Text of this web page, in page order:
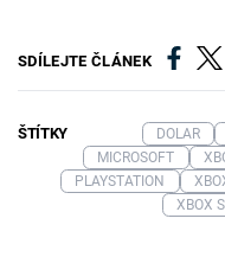
SDÍLEJTE ČLÁNEK
ŠTÍTKY DOLAR
MICROSOFT
PLAYSTATION
XBOX